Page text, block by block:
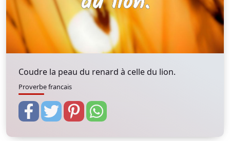
Coudre la peau du renard à celle du lion.
Proverbe francais